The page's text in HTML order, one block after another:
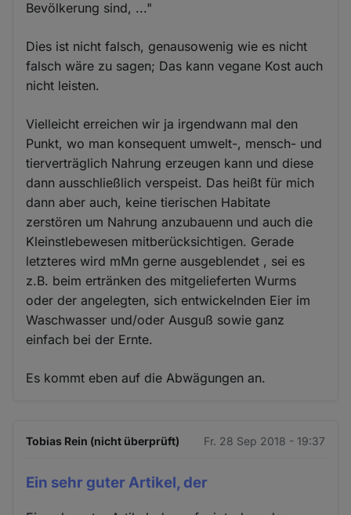
Bevölkerung sind, ..."
Dies ist nicht falsch, genausowenig wie es nicht
falsch wäre zu sagen; Das kann vegane Kost auch
nicht leisten.
Vielleicht erreichen wir ja irgendwann mal den
Punkt, wo man konsequent umwelt-, mensch- und
tierverträglich Nahrung erzeugen kann und diese
dann ausschließlich verspeist. Das heißt für mich
dann aber auch, keine tierischen Habitate
zerstören um Nahrung anzubauenn und auch die
Kleinstlebewesen mitberücksichtigen. Gerade
letzteres wird mMn gerne ausgeblendet , sei es
z.B. beim ertränken des mitgelieferten Wurms
oder der angelegten, sich entwickelnden Eier im
Waschwasser und/oder Ausguß sowie ganz
einfach bei der Ernte.
Es kommt eben auf die Abwägungen an.
Tobias Rein (nicht überprüft) Fr. 28 Sep 2018 - 19:37
Ein sehr guter Artikel, der